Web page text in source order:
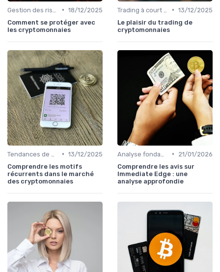
• 18/12/2025
Comment se protéger avec
les cryptomonnaies
• 13/12/2025
Le plaisir du trading de
cryptomonnaies
• 13/12/2025
Comprendre les motifs
récurrents dans le marché
des cryptomonnaies
•
21/01/2026
Comprendre les avis sur
Immediate Edge : une
analyse approfondie